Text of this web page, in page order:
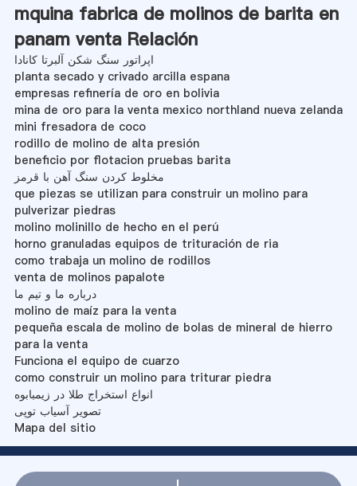
mquina fabrica de molinos de barita en
panam venta Relación
اپراتور سنگ شکن آلبرتا کانادا
planta secado y crivado arcilla espana
empresas refinería de oro en bolivia
mina de oro para la venta mexico northland nueva zelanda
mini fresadora de coco
rodillo de molino de alta presión
beneficio por flotacion pruebas barita
مخلوط کردن سنگ آهن با قرمز
que piezas se utilizan para construir un molino para
pulverizar piedras
molino molinillo de hecho en el perú
horno granuladas equipos de trituración de ria
como trabaja un molino de rodillos
venta de molinos papalote
درباره ما و تیم ما
molino de maíz para la venta
pequeña escala de molino de bolas de mineral de hierro
para la venta
Funciona el equipo de cuarzo
como construir un molino para triturar piedra
انواع استخراج طلا در زیمبابوه
تصویر آسیاب توپی
Mapa del sitio